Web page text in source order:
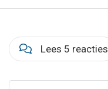
Lees 5 reacties